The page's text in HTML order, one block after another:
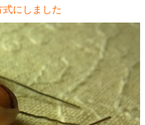
にしました